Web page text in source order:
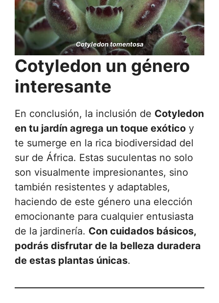
Cotyledon tomentosa
Cotyledon un género
interesante
En conclusión, la inclusión de Cotyledon
en tu jardín agrega un toque exótico y
te sumerge en la rica biodiversidad del
sur de África. Estas suculentas no solo
son visualmente impresionantes, sino
también resistentes y adaptables,
haciendo de este género una elección
emocionante para cualquier entusiasta
de la jardinería. Con cuidados básicos,
podrás disfrutar de la belleza duradera
de estas plantas únicas.